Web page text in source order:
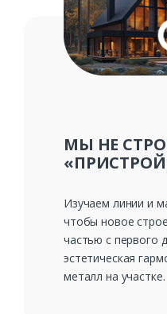
МЫ НЕ
Изучаем линии и
чтобы новое
частью с первого
эстетическая
металл на участке.